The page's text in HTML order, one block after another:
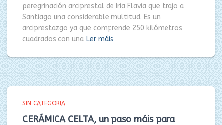
peregrinación arciprestal de Iria Flavia que trajo a
Santiago una considerable multitud. Es un
arciprestazgo ya que comprende 250 kilómetros
cuadrados con una Ler máis
SIN CATEGORIA
CERÁMICA CELTA, un paso máis para